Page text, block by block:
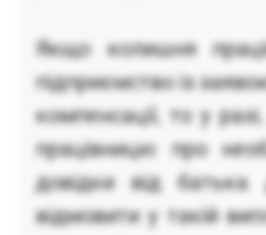
Якщо колишня
підприємство із
компенсації, то у
працівницю про
довідки від батька
відмовити у такій